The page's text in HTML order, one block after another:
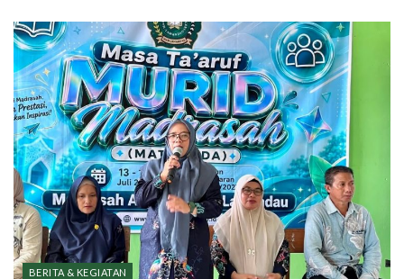
BERITA & KEGIATAN